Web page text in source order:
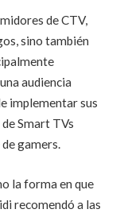
de CTV,
sino también
audiencia
implementar sus
Smart TVs
gamers.
la forma en que
recomendó a las